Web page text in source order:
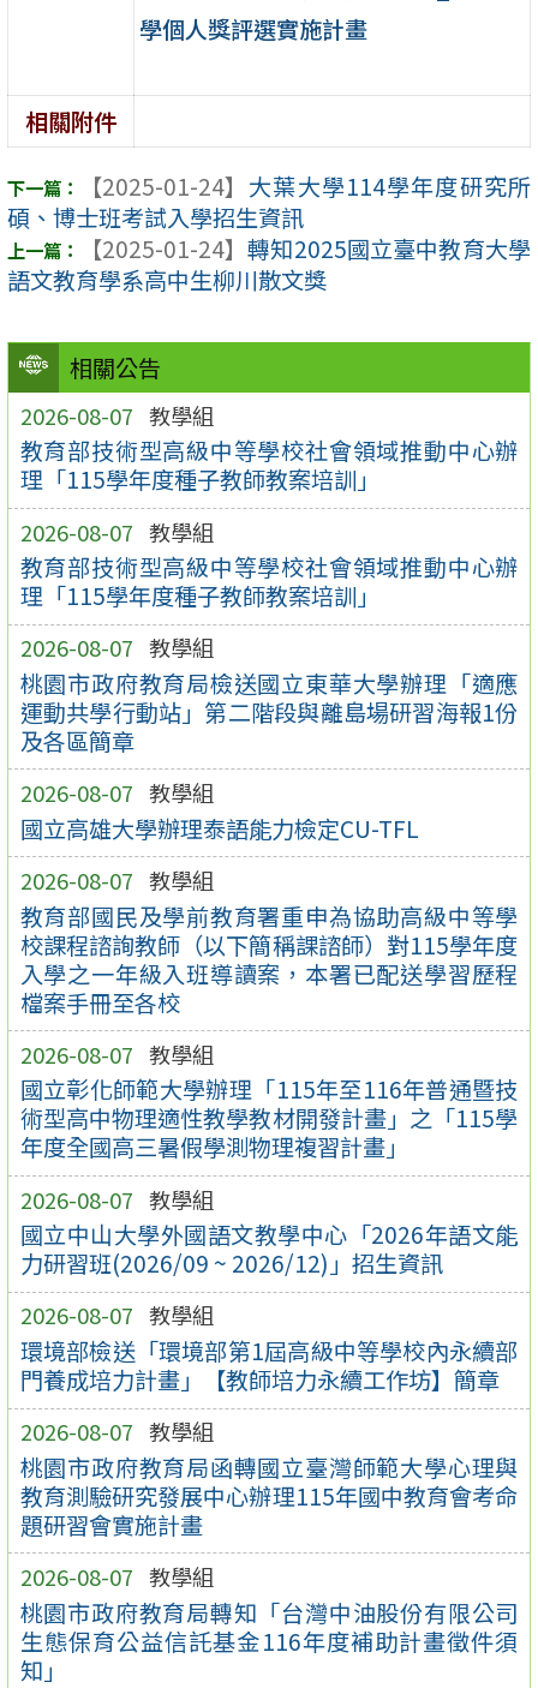
相關公告
2026-08-07 教學組
教育部技術型高級中等學校社會領域推動中心辦
理「115學年度種子教師教案培訓」
2026-08-07 教學組
教育部技術型高級中等學校社會領域推動中心辦
理「115學年度種子教師教案培訓」
2026-08-07 教學組
桃園市政府教育局檢送國立東華大學辦理「適應
運動共學行動站」第二階段與離島場研習海報1份
及各區簡章
2026-08-07 教學組
國立高雄大學辦理泰語能力檢定CU-TFL
2026-08-07 教學組
教育部國民及學前教育署重申為協助高級中等學
校課程諮詢教師（以下簡稱課諮師）對115學年度
入學之一年級入班導讀案，本署已配送學習歷程
檔案手冊至各校
2026-08-07 教學組
國立彰化師範大學辦理「115年至116年普通暨技
術型高中物理適性教學教材開發計畫」之「115學
年度全國高三暑假學測物理複習計畫」
2026-08-07 教學組
國立中山大學外國語文教學中心「2026年語文能
力研習班(2026/09 ~ 2026/12)」招生資訊
2026-08-07 教學組
環境部檢送「環境部第1屆高級中等學校內永續部
門養成培力計畫」【教師培力永續工作坊】簡章
2026-08-07 教學組
桃園市政府教育局函轉國立臺灣師範大學心理與
教育測驗研究發展中心辦理115年國中教育會考命
題研習會實施計畫
2026-08-07 教學組
桃園市政府教育局轉知「台灣中油股份有限公司
生態保育公益信託基金116年度補助計畫徵件須
知」
學個人獎評選實施計畫
相關附件
【2025-01-24】 大葉大學114學年度研究所
碩、博士班考試入學招生資訊
【2025-01-24】 轉知2025國立臺中教育大學
語文教育學系高中生柳川散文獎